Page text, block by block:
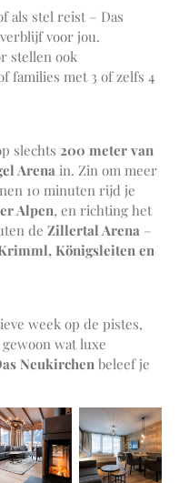
als stel reist – Das
voor jou.
stellen ook
families met 3 of zelfs 4
slechts 200 meter van
Arena in. Zin om meer
10 minuten rijd je
Alpen, en richting het
de Zillertal Arena –
Königsleiten en
week op de pistes,
wat luxe
Neukirchen beleef je